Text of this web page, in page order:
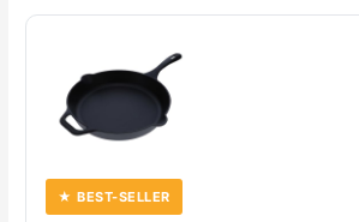
★ BEST-SELLER